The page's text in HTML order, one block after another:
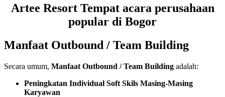
Artee Resort Tempat acara perusahaan
popular di Bogor
Manfaat Outbound / Team Building
Secara umum, Manfaat Outbound / Team Building adalah:
Peningkatan Individual Soft Skils Masing-Masing
Karyawan